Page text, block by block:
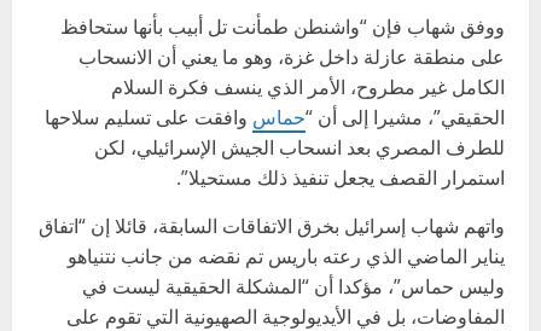
ووفق شهاب فإن “واشنطن طمأنت تل أبيب بأنها ستحافظ
على منطقة عازلة داخل غزة، وهو ما يعني أن الانسحاب
الكامل غير مطروح، الأمر الذي ينسف فكرة السلام
الحقيقي”، مشيرا إلى أن “حماس وافقت على تسليم سلاحها
للطرف المصري بعد انسحاب الجيش الإسرائيلي، لكن
استمرار القصف يجعل تنفيذ ذلك مستحيلا”.
واتهم شهاب إسرائيل بخرق الاتفاقات السابقة، قائلا إن “اتفاق
يناير الماضي الذي رعته باريس تم نقضه من جانب نتنياهو
وليس حماس”، مؤكدا أن “المشكلة الحقيقية ليست في
المفاوضات، بل في الأيديولوجية الصهيونية التي تقوم على